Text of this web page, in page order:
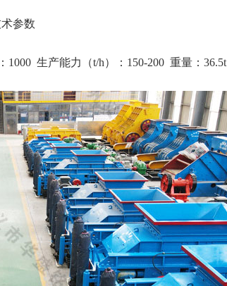
参数
1000 生产能力（t/h）：150-200 重量：36.5t